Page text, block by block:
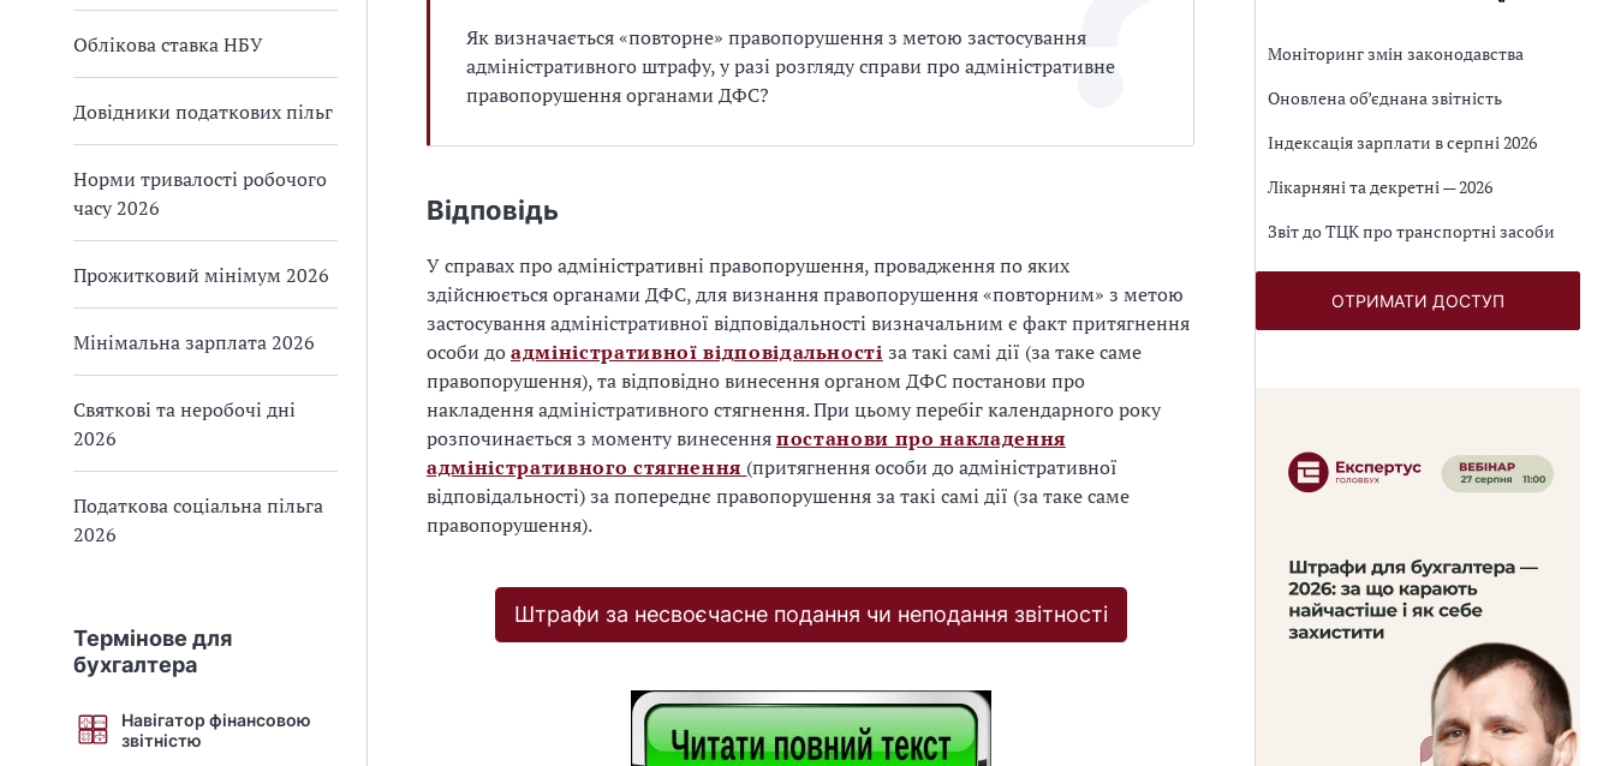
Облікова ставка НБУ
Довідники податкових пільг
Норми тривалості робочого
часу 2026
Прожитковий мінімум 2026
Мінімальна зарплата 2026
Святкові та неробочі дні
2026
Податкова соціальна пільга
2026
Термінове для
бухгалтера
Навігатор фінансовою
звітністю
Як визначається «повторне» правопорушення з метою застосування
адміністративного штрафу, у разі розгляду справи про адміністративне
правопорушення органами ДФС?
Відповідь
У справах про адміністративні правопорушення, провадження по яких
здійснюється органами ДФС, для визнання правопорушення «повторним» з метою
застосування адміністративної відповідальності визначальним є факт притягнення
особи доадміністративної відповідальності за такі самі дії (за таке саме
правопорушення), та відповідно винесення органом ДФС постанови про
накладення адміністративного стягнення. При цьому перебіг календарного року
розпочинається з моменту винесенняпостанови про накладення
адміністративного стягнення (притягнення особи до адміністративної
відповідальності) за попереднє правопорушення за такі самі дії (за таке саме
правопорушення).
Штрафи за несвоєчасне подання чи неподання звітності
Моніторинг змін законодавства
Оновлена об’єднана звітність
Індексація зарплати в серпні 2026
Лікарняні та декретні — 2026
Звіт до ТЦК про транспортні засоби
ОТРИМАТИ ДОСТУП